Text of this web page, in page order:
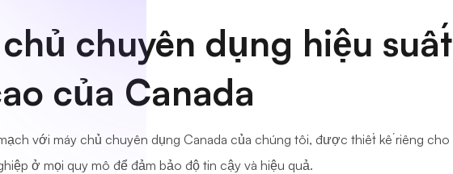
chuyên dụng hiệu suất
của Canada
với máy chủ chuyên dụng Canada của chúng tôi, được thiết kế riêng cho
ở mọi quy mô để đảm bảo độ tin cậy và hiệu quả.